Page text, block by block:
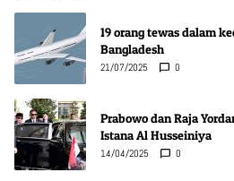
19 orang tewas dalam
Bangladesh
21/07/2025 0
Prabowo dan Raja
Istana Al Husseiniya
14/04/2025 0